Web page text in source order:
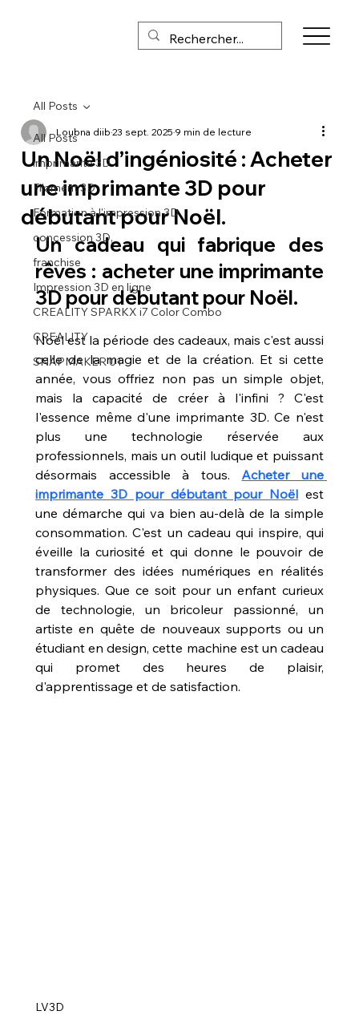
All Posts
imprimante 3D
Filament 3D
Formation à l'impression 3D
concession 3D,
franchise
Impression 3D en ligne
CREALITY SPARKX i7 Color Combo
CREALITY
SNAPMAKER U1
All Posts
Un Noël d’ingéniosité : Acheter
une imprimante 3D pour
débutant pour Noël.
Loubna diib23 sept. 20259 min de lecture
Un cadeau qui fabrique des
rêves : acheter une imprimante
3D pour débutant pour Noël.
Noël est la période des cadeaux, mais c'est aussi
celle de la magie et de la création. Et si cette
année, vous offriez non pas un simple objet,
mais la capacité de créer à l'infini ? C'est
l'essence même d'une imprimante 3D. Ce n'est
plus une technologie réservée aux
professionnels, mais un outil ludique et puissant
désormais accessible à tous. Acheter une
imprimante 3D pour débutant pour Noël est
une démarche qui va bien au-delà de la simple
consommation. C'est un cadeau qui inspire, qui
éveille la curiosité et qui donne le pouvoir de
transformer des idées numériques en réalités
physiques. Que ce soit pour un enfant curieux
de technologie, un bricoleur passionné, un
artiste en quête de nouveaux supports ou un
étudiant en design, cette machine est un cadeau
qui promet des heures de plaisir,
d'apprentissage et de satisfaction.
LV3D